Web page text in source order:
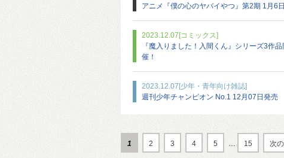
アニメ『僕の心のヤバイやつ』第2期 1月6
2023.12.07 [コミックス]
『魔入りました！入間くん』シリーズ3作
催！
2023.12.07 [少年・青年向け雑誌]
週刊少年チャンピオン No.1 12月07日発売
1 2 3 4 5 … 15 次